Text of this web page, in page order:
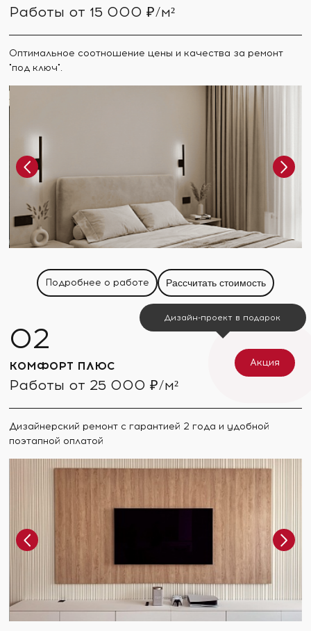
Работы от 15 000 ₽/м²
Оптимальное соотношение цены и качества за ремонт
"под ключ".
Подробнее о работе Рассчитать стоимость
КОМФОРТ ПЛЮС
Работы от 25 000 ₽/м²
Дизайнерский ремонт с гарантией 2 года и удобной
поэтапной оплатой
Акция
Дизайн-проект в подарок